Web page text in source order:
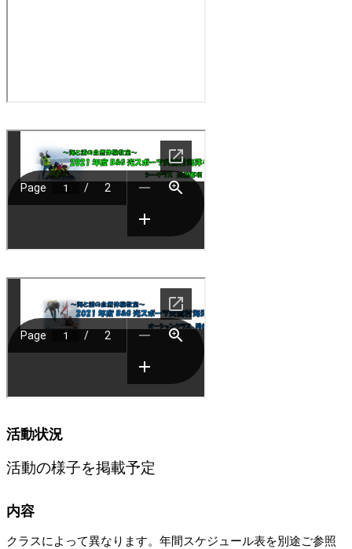
活動状況
活動の様子を掲載予定
内容
クラスによって異なります。年間スケジュール表を別途ご参照